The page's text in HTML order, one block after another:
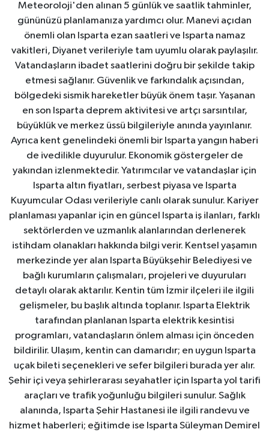
Meteoroloji'den alınan 5 günlük ve saatlik tahminler,
gününüzü planlamanıza yardımcı olur. Manevi açıdan
önemli olan Isparta ezan saatleri ve Isparta namaz
vakitleri, Diyanet verileriyle tam uyumlu olarak paylaşılır.
Vatandaşların ibadet saatlerini doğru bir şekilde takip
etmesi sağlanır. Güvenlik ve farkındalık açısından,
bölgedeki sismik hareketler büyük önem taşır. Yaşanan
en son Isparta deprem aktivitesi ve artçı sarsıntılar,
büyüklük ve merkez üssü bilgileriyle anında yayınlanır.
Ayrıca kent genelindeki önemli bir Isparta yangın haberi
de ivedilikle duyurulur. Ekonomik göstergeler de
yakından izlenmektedir. Yatırımcılar ve vatandaşlar için
Isparta altın fiyatları, serbest piyasa ve Isparta
Kuyumcular Odası verileriyle canlı olarak sunulur. Kariyer
planlaması yapanlar için en güncel Isparta iş ilanları, farklı
sektörlerden ve uzmanlık alanlarından derlenerek
istihdam olanakları hakkında bilgi verir. Kentsel yaşamın
merkezinde yer alan Isparta Büyükşehir Belediyesi ve
bağlı kurumların çalışmaları, projeleri ve duyuruları
detaylı olarak aktarılır. Kentin tüm İzmir ilçeleri ile ilgili
gelişmeler, bu başlık altında toplanır. Isparta Elektrik
tarafından planlanan Isparta elektrik kesintisi
programları, vatandaşların önlem alması için önceden
bildirilir. Ulaşım, kentin can damarıdır; en uygun Isparta
uçak bileti seçenekleri ve sefer bilgileri burada yer alır.
Şehir içi veya şehirlerarası seyahatler için Isparta yol tarifi
araçları ve trafik yoğunluğu bilgileri sunulur. Sağlık
alanında, Isparta Şehir Hastanesi ile ilgili randevu ve
hizmet haberleri; eğitimde ise Isparta Süleyman Demirel